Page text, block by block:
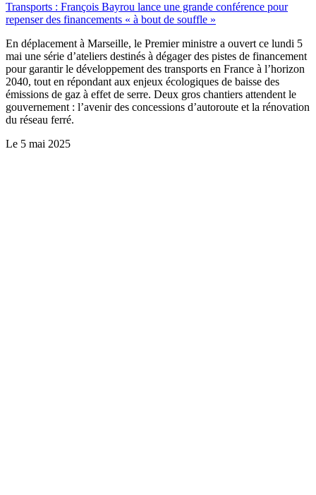
Transports : François Bayrou lance une grande conférence pour
repenser des financements « à bout de souffle »
En déplacement à Marseille, le Premier ministre a ouvert ce lundi 5
mai une série d’ateliers destinés à dégager des pistes de financement
pour garantir le développement des transports en France à l’horizon
2040, tout en répondant aux enjeux écologiques de baisse des
émissions de gaz à effet de serre. Deux gros chantiers attendent le
gouvernement : l’avenir des concessions d’autoroute et la rénovation
du réseau ferré.
Le 5 mai 2025